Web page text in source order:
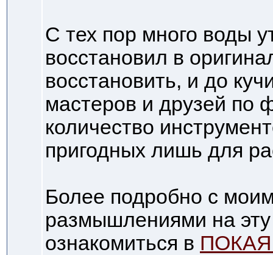
С тех пор много воды
восстановил в
восстановить, и до
мастеров и друзей по
количество
пригодных лишь для
Более подробно с
размышлениями на
ознакомиться в